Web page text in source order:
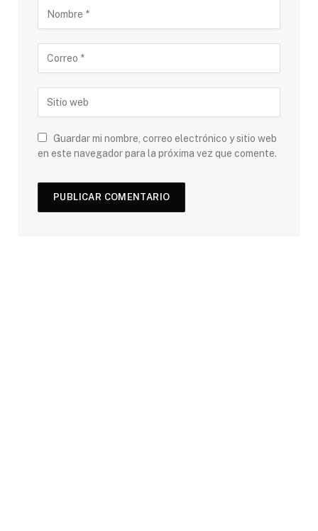
Guardar mi nombre, correo electrónico y sitio web
en este navegador para la próxima vez que comente.